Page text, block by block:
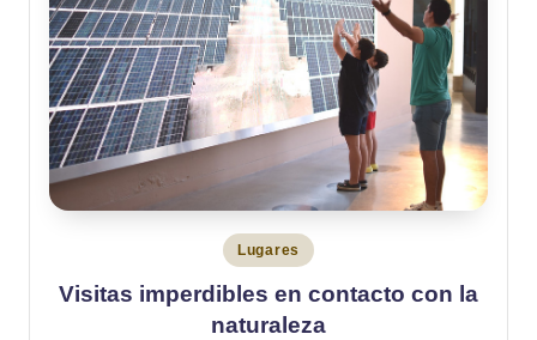
Publicado
en
Lugares
Visitas imperdibles en contacto con la
naturaleza